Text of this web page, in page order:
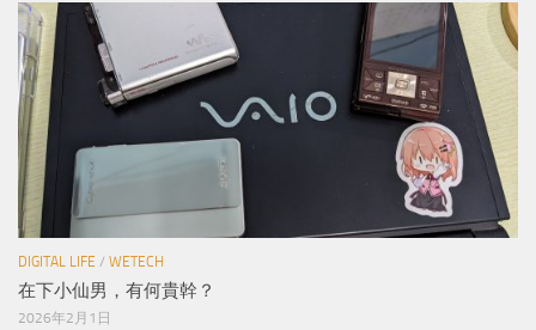
DIGITAL LIFE / WETECH
在下小仙男，有何貴幹？
2026年2月1日